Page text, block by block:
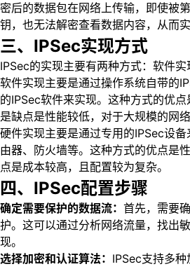
密后的数据包在网络上传输，即使被
钥，也无法解密查看数据内容，从而
三、IPSec实现方式
IPSec的实现主要有两种方式：软件实
软件实现主要是通过操作系统自带的
的IPSec软件来实现。这种方式的优
是缺点是性能较低，对于大规模的网
硬件实现主要是通过专用的IPSec设
由器、防火墙等。这种方式的优点是
点是成本较高，且配置较为复杂。
四、IPSec配置步骤
确定需要保护的数据流： 首先，需要
护。这可以通过分析网络流量，找出
现。
选择加密和认证算法： IPSec支持多